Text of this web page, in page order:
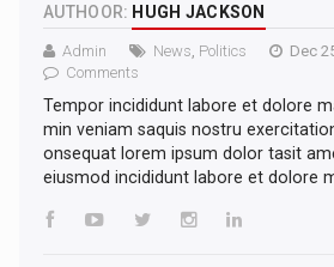
AUTHOOR: HUGH JACKSON
Admin News Politics
Dec
Comments
Tempor incididunt labore et dolore
min veniam saquis nostru
onsequat lorem ipsum dolor tasit
eiusmod incididunt labore et dolore